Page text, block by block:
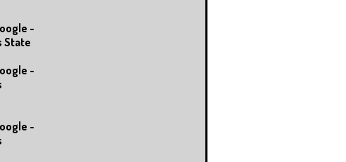
-
State
-
-